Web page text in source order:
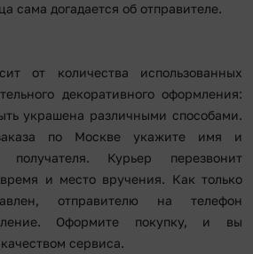
сама догадается об отправителе.
от количества использованных
декоративного оформления:
украшена различными способами.
по Москве укажите имя и
Курьер перезвонит
и место вручения. Как только
отправителю на телефон
Оформите покупку, и вы
сервиса.